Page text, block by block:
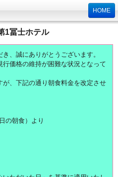
HOME
1冨士ホテル
、誠にありがとうございます。
価格の維持が困難な状況となって
、下記の通り朝食料金を改定させ
の朝食）より